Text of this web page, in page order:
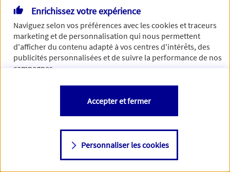
Si besoin, vous pouvez nous joindre via notre page de
contact.
> Nous contacter
Enrichissez votre expérience
Naviguez selon vos préférences avec lescookies et traceurs
marketing et de personnalisation qui nous permettent
d'afficher du contenu adapté à vos centres d'intérêts, des
publicités personnalisées et de suivre la performance de nos
campagnes.
Vous êtes libre de les accepter, de les refuser comme de
changer d'avis à tout moment en allant sur
Consulter notre politique decookies
Personnaliser les cookies
Accepter et fermer